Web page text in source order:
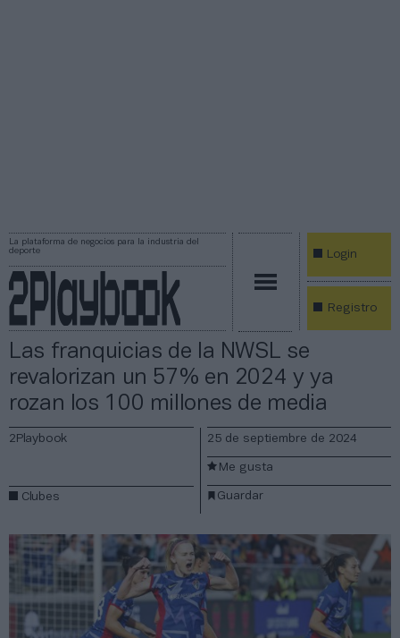
La plataforma de negocios para la industria del
deporte
Login
Registro
Las franquicias de la NWSL se
revalorizan un 57% en 2024 y ya
rozan los 100 millones de media
2Playbook
Clubes
25 de septiembre de 2024
Guardar
Me gusta